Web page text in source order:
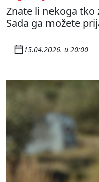
Znate li nekoga tko
Sada ga možete
15.04.2026. u 20:00